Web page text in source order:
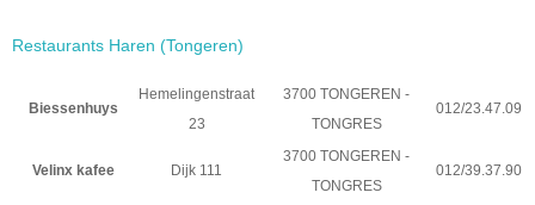
Restaurants Haren (Tongeren)
Biessenhuys
Hemelingenstraat
23
3700 TONGEREN -
TONGRES
012/23.47.09
Velinx kafee Dijk 111
3700 TONGEREN -
TONGRES
012/39.37.90